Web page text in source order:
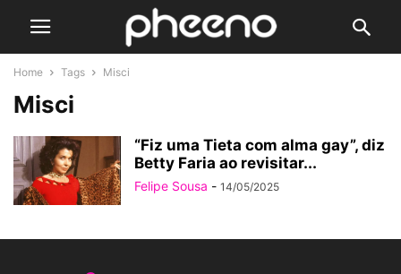
Home Tags Misci
Misci
“Fiz uma Tieta com alma gay”, diz
Betty Faria ao revisitar...
Felipe Sousa - 14/05/2025